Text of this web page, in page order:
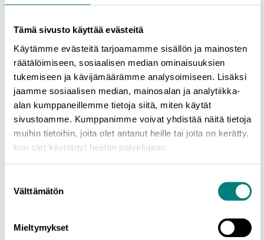
Tämä sivusto käyttää evästeitä
Käytämme evästeitä tarjoamamme sisällön ja mainosten
räätälöimiseen, sosiaalisen median ominaisuuksien
tukemiseen ja kävijämäärämme analysoimiseen. Lisäksi
jaamme sosiaalisen median, mainosalan ja analytiikka-
alan kumppaneillemme tietoja siitä, miten käytät
sivustoamme. Kumppanimme voivat yhdistää näitä tietoja
muihin tietoihin, joita olet antanut heille tai joita on kerätty,
kun olet käyttänyt heidän palvelujaan.
valinta
Välttämätön
Mieltymykset
maakunnasta. Lisäksi Robocoast EDIH -konsortio on
verkottunut vahvasti niin muiden EDIH-organisaatioiden kuin
myös palvelutoiminnan kannalta keskeisten kansallisten
toimijoiden kanssa; CSC, EEN, DIMECC, EIT Digital, Tieke ja
Crazy Town. Teknologianäkökulmasta Robocoast EDIH -
konsortion vahvuuksia ovat kyberturvallisuus-, tekoäly- sekä
automaatio- ja robotiikkaosaaminen. Robocoast EDIH -
konsortion koordinoinnista vastaa Prizztech Oy.
Satakunnan ammattikorkeakoulu ja Porin yliopistokeskus ovat
mukana Robocoast EDIH -konsortiossa. Satakunnan
tutkimus- ja tuotekehityskeskus, jonka resursseja Robocoast
EDIH -konsortio välittää niin suomalaisille kuin eurooppalaisille
”Robocoast-konsortion toimijat täydentävät toinen toisensa